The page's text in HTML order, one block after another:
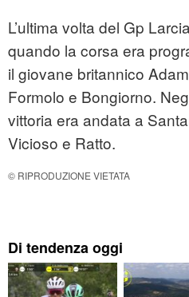
L’ultima volta del Gp
quando la corsa era
il giovane britannico
Formolo e Bongiorno.
vittoria era andata a
Vicioso e Ratto.
© RIPRODUZIONE VIETATA
Di tendenza oggi